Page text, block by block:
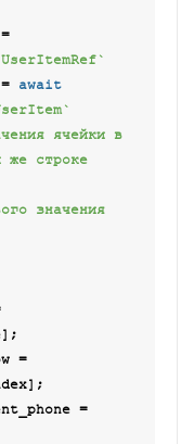
await
ячейки в
строке
значения
=